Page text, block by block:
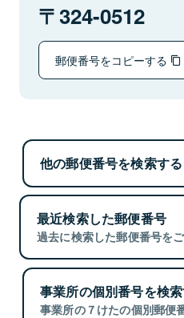
324-0512
郵便番号をコピーする
他の郵便番号を検索する
最近検索した郵便番号
過去に検索した郵便番号を
事業所の個別番号を検
事業所の７けたの個別郵便